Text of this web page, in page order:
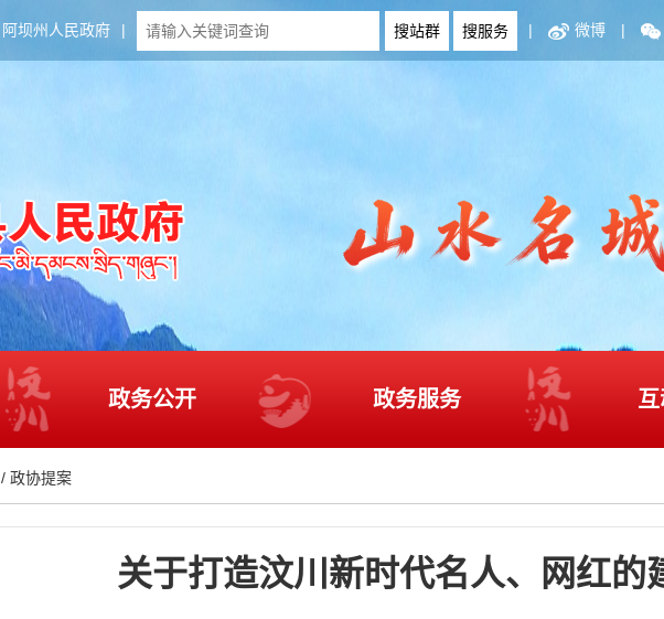
阿坝州人民政府 | | 微博 |
政务公开 政务服务
/ 政协提案
关于打造汶川新时代名人、网红的